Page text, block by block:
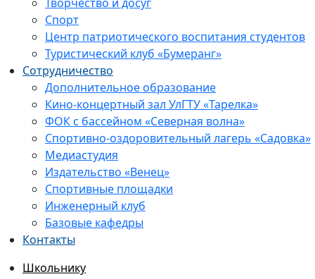
Спорт
Центр патриотического воспитания студентов
Туристический клуб «Бумеранг»
Сотрудничество
Дополнительное образование
Кино-концертный зал УлГТУ «Тарелка»
ФОК с бассейном «Северная волна»
Спортивно-оздоровительный лагерь «Садовка»
Медиастудия
Издательство «Венец»
Спортивные площадки
Инженерный клуб
Базовые кафедры
Контакты
Школьнику